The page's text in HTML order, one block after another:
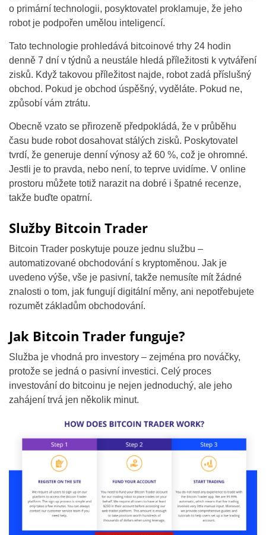
o primární technologii, posyktovatel proklamuje, že jeho
robot je podpořen umělou inteligencí.
Tato technologie prohledává bitcoinové trhy 24 hodin
denně 7 dní v týdnů a neustále hledá příležitosti k vytváření
zisků. Když takovou příležitost najde, robot zadá příslušný
obchod. Pokud je obchod úspěšný, vyděláte. Pokud ne,
způsobí vám ztrátu.
Obecně vzato se přirozeně předpokládá, že v průběhu
času bude robot dosahovat stálých zisků. Poskytovatel
tvrdí, že generuje denní výnosy až 60 %, což je ohromné.
Jestli je to pravda, nebo není, to teprve uvidíme. V online
prostoru můžete totiž narazit na dobré i špatné recenze,
takže buďte opatrní.
Služby Bitcoin Trader
Bitcoin Trader poskytuje pouze jednu službu –
automatizované obchodování s kryptoměnou. Jak je
uvedeno výše, vše je pasivní, takže nemusíte mít žádné
znalosti o tom, jak fungují digitální měny, ani nepotřebujete
rozumět základům obchodování.
Jak Bitcoin Trader funguje?
Služba je vhodná pro investory – zejména pro nováčky,
protože se jedná o pasivní investici. Celý proces
investování do bitcoinu je nejen jednoduchý, ale jeho
zahájení trvá jen několik minut.